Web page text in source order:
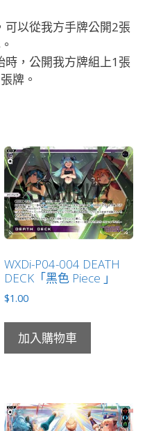
可以從我方手牌公開2張
時，公開我方牌組上1張
牌。
WXDi-P04-004 DEATH
DECK「黑色 Piece 」
$1.00
加入購物車